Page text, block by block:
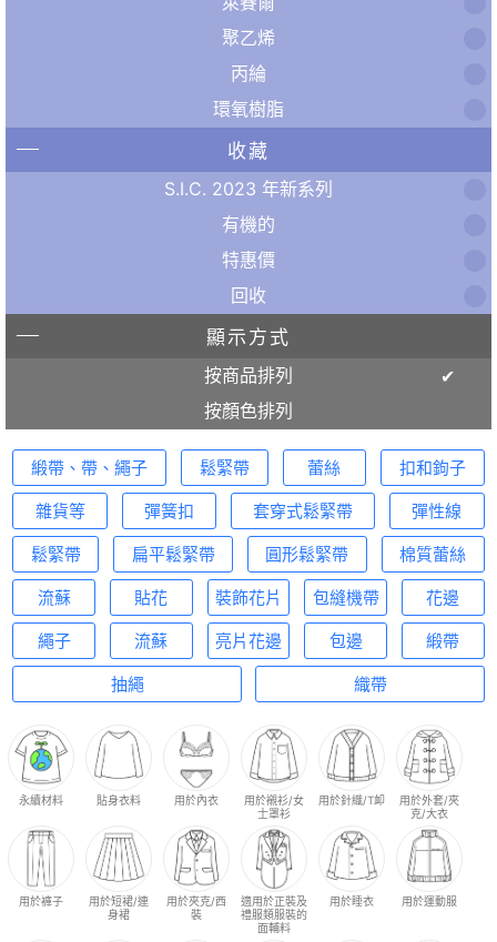
聚乙烯
丙綸
環氧樹脂
收藏
S.I.C. 2023 年新系列
有機的
特惠價
回收
顯示方式
按商品排列
按顏色排列
緞帶、帶、繩子 鬆緊帶 蕾絲 扣和鉤子
雜貨等 彈簧扣 套穿式鬆緊帶 彈性線
鬆緊帶 扁平鬆緊帶 圓形鬆緊帶 棉質蕾絲
流蘇 貼花 裝飾花片 包縫機帶 花邊
繩子 流蘇 亮片花邊 包邊 緞帶
抽繩 織帶
永續材料 貼身衣料 用於內衣
用於襯衫/女
士罩衫
用於針織/T卹
用於外套/夾
克/大衣
用於褲子
用於短裙/連
身裙
用於夾克/西
裝
適用於正裝及
禮服類服裝的
面輔料
用於睡衣 用於運動服